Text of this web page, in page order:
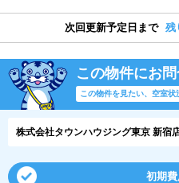
次回更新予定日まで 残
この物件にお
この物件を見たい、空室状
株式会社タウンハウジング東京 新宿
初期